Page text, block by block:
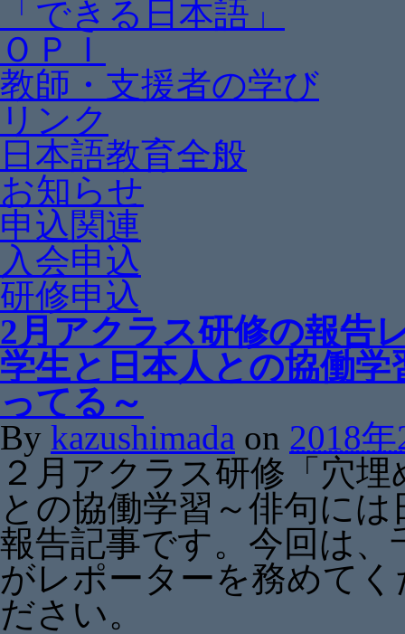
「できる日本語」
ＯＰＩ
教師・支援者の学び
リンク
日本語教育全般
お知らせ
申込関連
入会申込
研修申込
2月アクラス研修の報告
学生と日本人との協働
ってる～
By kazushimada on 2018
２月アクラス研修「穴
との協働学習～俳句に
報告記事です。今回は
がレポーターを務めて
ださい。